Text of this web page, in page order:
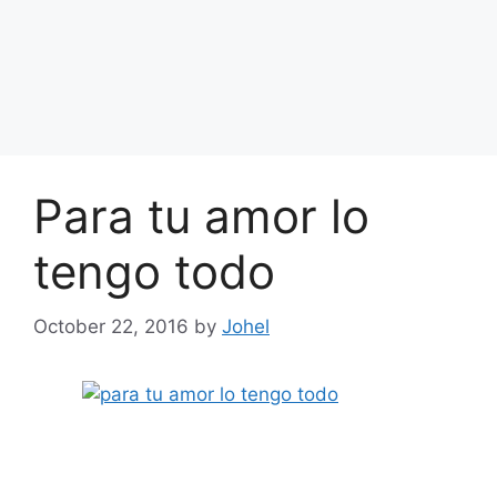
Para tu amor lo
tengo todo
October 22, 2016 by Johel